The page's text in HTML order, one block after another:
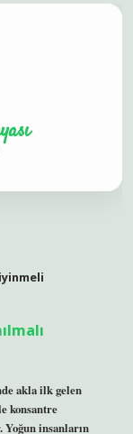
akla ilk gelen
konsantre
Yoğun insanların